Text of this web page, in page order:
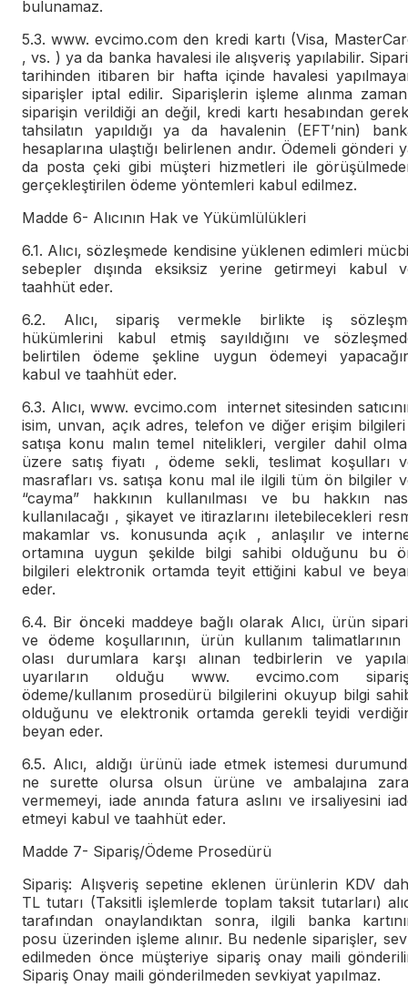
bulunamaz.
5.3. www. evcimo.com den kredi kartı (Visa,
, vs. ) ya da banka havalesi ile alışveriş yapılabilir.
tarihinden itibaren bir hafta içinde havalesi
siparişler iptal edilir. Siparişlerin işleme alınma
siparişin verildiği an değil, kredi kartı hesabından
tahsilatın yapıldığı ya da havalenin (EFT’nin)
hesaplarına ulaştığı belirlenen andır. Ödemeli gönderi
da posta çeki gibi müşteri hizmetleri ile
gerçekleştirilen ödeme yöntemleri kabul edilmez.
Madde 6- Alıcının Hak ve Yükümlülükleri
6.1. Alıcı, sözleşmede kendisine yüklenen edimleri
sebepler dışında eksiksiz yerine getirmeyi kabul
taahhüt eder.
6.2. Alıcı, sipariş vermekle birlikte iş
hükümlerini kabul etmiş sayıldığını ve
belirtilen ödeme şekline uygun ödemeyi
kabul ve taahhüt eder.
6.3. Alıcı, www. evcimo.com internet sitesinden
isim, unvan, açık adres, telefon ve diğer erişim
satışa konu malın temel nitelikleri, vergiler dahil
üzere satış fiyatı , ödeme sekli, teslimat koşulları
masrafları vs. satışa konu mal ile ilgili tüm ön bilgiler
“cayma” hakkının kullanılması ve bu hakkın
kullanılacağı , şikayet ve itirazlarını iletebilecekleri
makamlar vs. konusunda açık , anlaşılır ve
ortamına uygun şekilde bilgi sahibi olduğunu bu
bilgileri elektronik ortamda teyit ettiğini kabul ve
eder.
6.4. Bir önceki maddeye bağlı olarak Alıcı, ürün
ve ödeme koşullarının, ürün kullanım
olası durumlara karşı alınan tedbirlerin ve
uyarıların olduğu www. evcimo.com
ödeme/kullanım prosedürü bilgilerini okuyup bilgi
olduğunu ve elektronik ortamda gerekli teyidi
beyan eder.
6.5. Alıcı, aldığı ürünü iade etmek istemesi
ne surette olursa olsun ürüne ve ambalajına
vermemeyi, iade anında fatura aslını ve irsaliyesini
etmeyi kabul ve taahhüt eder.
Madde 7- Sipariş/Ödeme Prosedürü
Sipariş: Alışveriş sepetine eklenen ürünlerin KDV
TL tutarı (Taksitli işlemlerde toplam taksit tutarları)
tarafından onaylandıktan sonra, ilgili banka
posu üzerinden işleme alınır. Bu nedenle siparişler,
edilmeden önce müşteriye sipariş onay maili
Sipariş Onay maili gönderilmeden sevkiyat yapılmaz.